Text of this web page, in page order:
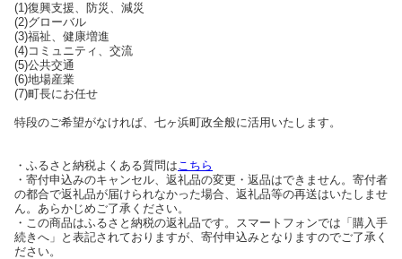
(1)復興支援、防災、減災
(2)グローバル
(3)福祉、健康増進
(4)コミュニティ、交流
(5)公共交通
(6)地場産業
(7)町長にお任せ
特段のご希望がなければ、七ヶ浜町政全般に活用いたします。
・ふるさと納税よくある質問はこちら
・寄付申込みのキャンセル、返礼品の変更・返品はできません。寄付者
の都合で返礼品が届けられなかった場合、返礼品等の再送はいたしませ
ん。あらかじめご了承ください。
・この商品はふるさと納税の返礼品です。スマートフォンでは「購入手
続きへ」と表記されておりますが、寄付申込みとなりますのでご了承く
ださい。